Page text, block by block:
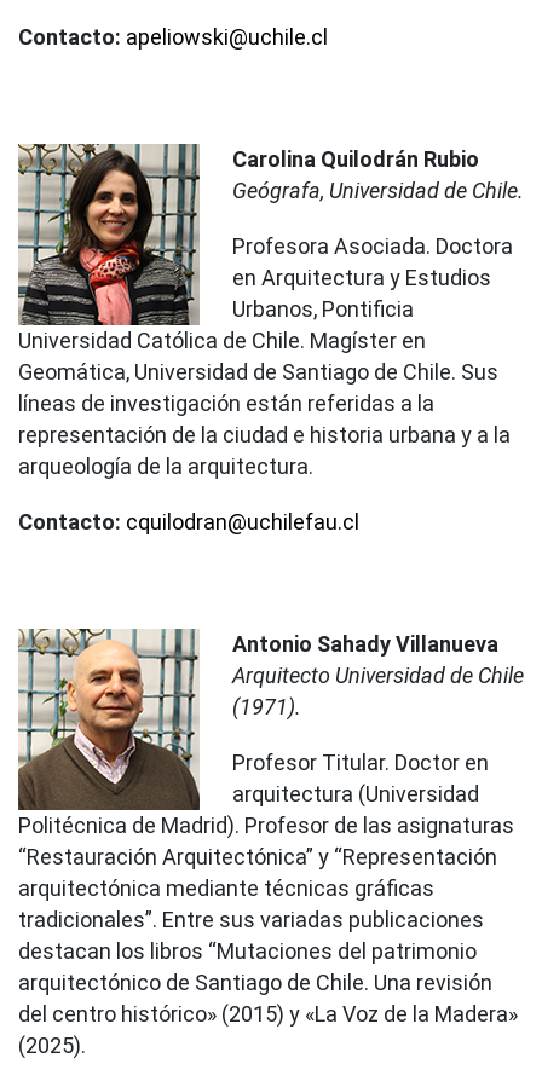
Contacto: apeliowski@uchile.cl
Carolina Quilodrán Rubio
Geógrafa, Universidad de Chile.
Profesora Asociada. Doctora
en Arquitectura y Estudios
Urbanos, Pontificia
Universidad Católica de Chile. Magíster en
Geomática, Universidad de Santiago de Chile. Sus
líneas de investigación están referidas a la
representación de la ciudad e historia urbana y a la
arqueología de la arquitectura.
Contacto: cquilodran@uchilefau.cl
Antonio Sahady Villanueva
Arquitecto Universidad de Chile
(1971).
Profesor Titular. Doctor en
arquitectura (Universidad
Politécnica de Madrid). Profesor de las asignaturas
“Restauración Arquitectónica” y “Representación
arquitectónica mediante técnicas gráficas
tradicionales”. Entre sus variadas publicaciones
destacan los libros “Mutaciones del patrimonio
arquitectónico de Santiago de Chile. Una revisión
del centro histórico» (2015) y «La Voz de la Madera»
(2025).